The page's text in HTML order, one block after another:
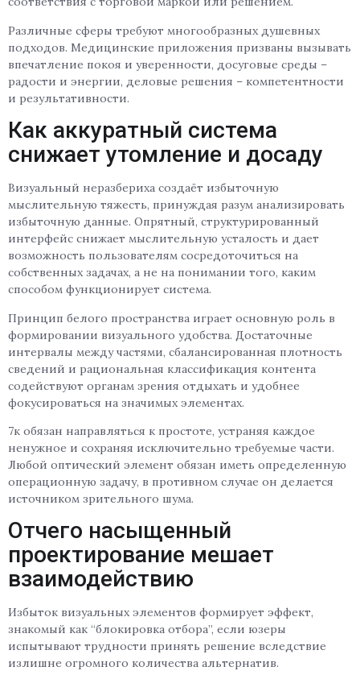
Различные сферы требуют многообразных душевных
подходов. Медицинские приложения призваны вызывать
впечатление покоя и уверенности, досуговые среды –
радости и энергии, деловые решения – компетентности
и результативности.
Как аккуратный система
снижает утомление и досаду
Визуальный неразбериха создаёт избыточную
мыслительную тяжесть, принуждая разум анализировать
избыточную данные. Опрятный, структурированный
интерфейс снижает мыслительную усталость и дает
возможность пользователям сосредоточиться на
собственных задачах, а не на понимании того, каким
способом функционирует система.
Принцип белого пространства играет основную роль в
формировании визуального удобства. Достаточные
интервалы между частями, сбалансированная плотность
сведений и рациональная классификация контента
содействуют органам зрения отдыхать и удобнее
фокусироваться на значимых элементах.
7к обязан направляться к простоте, устраняя каждое
ненужное и сохраняя исключительно требуемые части.
Любой оптический элемент обязан иметь определенную
операционную задачу, в противном случае он делается
источником зрительного шума.
Отчего насыщенный
проектирование мешает
взаимодействию
Избыток визуальных элементов формирует эффект,
знакомый как “блокировка отбора”, если юзеры
испытывают трудности принять решение вследствие
излишне огромного количества альтернатив.